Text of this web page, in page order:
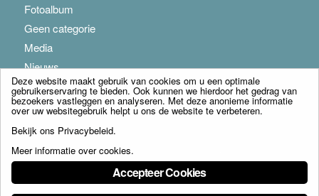
Fotoalbum
Geen categorie
Media
Nieuws
© Copyright - Franciscus Huis Weert B.V. - webdesign:
Deze website maakt gebruik van cookies om u een optimale
gebruikerservaring te bieden. Ook kunnen we hierdoor het gedrag van
bezoekers vastleggen en analyseren. Met deze anonieme informatie
over uw websitegebruik helpt u ons de website te verbeteren.
Bekijk ons Privacybeleid.
Meer informatie over cookies.
Accepteer Cookies